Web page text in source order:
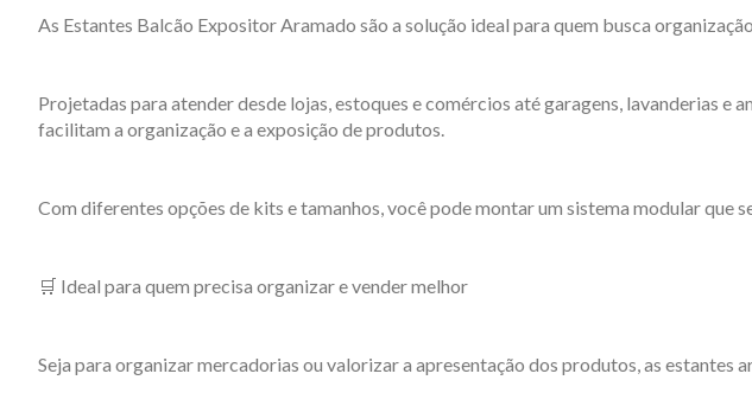
As Estantes Balcão Expositor Aramado são a solução ideal para quem busca
Projetadas para atender desde lojas, estoques e comércios até garagens, lavanderias
facilitam a organização e a exposição de produtos.
Com diferentes opções de kits e tamanhos, você pode montar um sistema modular que
🛒 Ideal para quem precisa organizar e vender melhor
Seja para organizar mercadorias ou valorizar a apresentação dos produtos, as